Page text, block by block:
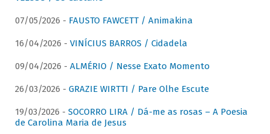
07/05/2026 - FAUSTO FAWCETT / Animakina
16/04/2026 - VINÍCIUS BARROS / Cidadela
09/04/2026 - ALMÉRIO / Nesse Exato Momento
26/03/2026 - GRAZIE WIRTTI / Pare Olhe Escute
19/03/2026 - SOCORRO LIRA / Dá-me as rosas – A Poesia
de Carolina Maria de Jesus